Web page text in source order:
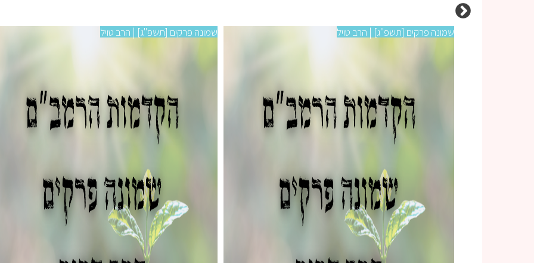
שמונה פרקים [תשפ"ג] | הרב טויל שמונה פרקים [תשפ"ג] | הרב טויל